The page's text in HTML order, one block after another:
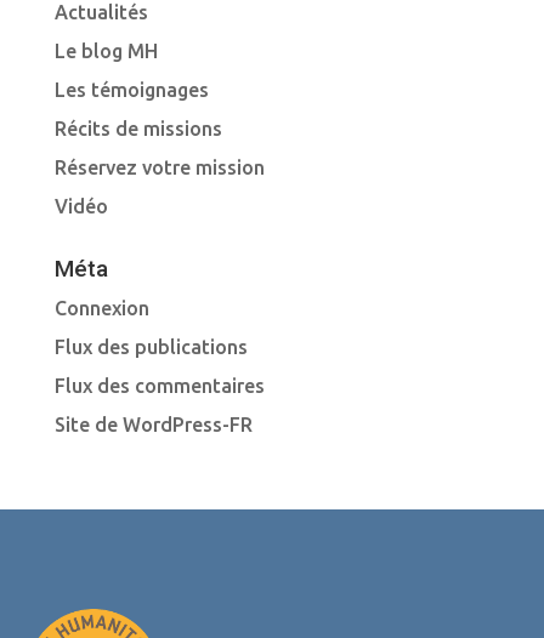
Actualités
Le blog MH
Les témoignages
Récits de missions
Réservez votre mission
Vidéo
Méta
Connexion
Flux des publications
Flux des commentaires
Site de WordPress-FR